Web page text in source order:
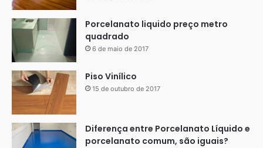
Porcelanato liquido preço metro
quadrado
6 de maio de 2017
Piso Vinílico
15 de outubro de 2017
Diferença entre Porcelanato Líquido e
porcelanato comum, são iguais?